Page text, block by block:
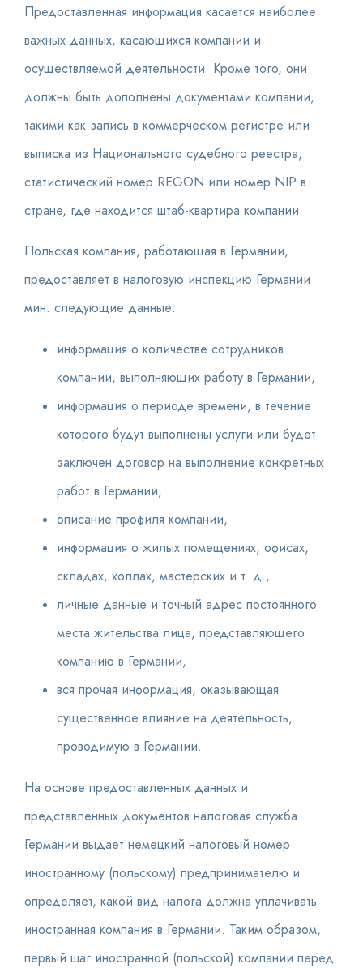
Предоставленная информация касается наиболее
важных данных, касающихся компании и
осуществляемой деятельности. Кроме того, они
должны быть дополнены документами компании,
такими как запись в коммерческом регистре или
выписка из Национального судебного реестра,
статистический номер REGON или номер NIP в
стране, где находится штаб-квартира компании.
Польская компания, работающая в Германии,
предоставляет в налоговую инспекцию Германии
мин. следующие данные:
информация о количестве сотрудников
компании, выполняющих работу в Германии,
информация о периоде времени, в течение
которого будут выполнены услуги или будет
заключен договор на выполнение конкретных
работ в Германии,
описание профиля компании,
информация о жилых помещениях, офисах,
складах, холлах, мастерских и т. д.,
личные данные и точный адрес постоянного
места жительства лица, представляющего
компанию в Германии,
вся прочая информация, оказывающая
существенное влияние на деятельность,
проводимую в Германии.
На основе предоставленных данных и
представленных документов налоговая служба
Германии выдает немецкий налоговый номер
иностранному (польскому) предпринимателю и
определяет, какой вид налога должна уплачивать
иностранная компания в Германии. Таким образом,
первый шаг иностранной (польской) компании перед